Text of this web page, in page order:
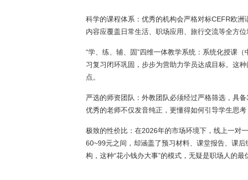
科学的课程体系：优秀的机构会严格对标CEFR欧
内容应覆盖日常生活、职场应用、旅行交流等全方位
“学、练、辅、固”四维一体教学系统：系统化授课
习复习闭环巩固，步步为营助力学员达成目标。这
点。
严选的师资团队：外教团队必须经过严格筛选，具
优秀的老师不仅发音纯正，更懂得如何引导学生思考
极致的性价比：在2026年的市场环境下，线上一对
60~99元之间，却涵盖了预习材料、课堂报告、课
构，这种“花小钱办大事”的模式，无疑是职场人的最